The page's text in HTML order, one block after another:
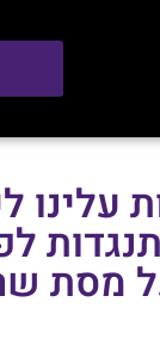
עלינו
מסת